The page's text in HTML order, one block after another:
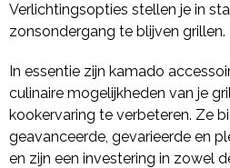
Verlichtingsopties stellen je in
zonsondergang te blijven grillen.
In essentie zijn kamado
culinaire mogelijkheden van je
kookervaring te verbeteren. Ze
geavanceerde, gevarieerde en
en zijn een investering in zowel